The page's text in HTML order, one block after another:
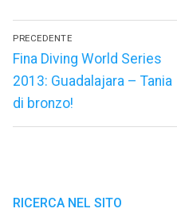
Navigazione
articoli
PRECEDENTE
Articolo
precedente:
Fina Diving World Series
2013: Guadalajara – Tania
di bronzo!
RICERCA NEL SITO